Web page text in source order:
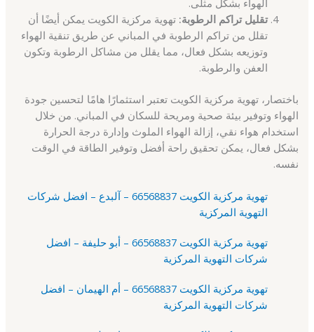
تقليل تراكم الرطوبة: تهوية مركزية الكويت يمكن أيضًا أن
تقلل من تراكم الرطوبة في المباني عن طريق تنقية الهواء
وتوزيعه بشكل فعال، مما يقلل من مشاكل الرطوبة وتكون
العفن والرطوبة.
باختصار، تهوية مركزية الكويت تعتبر استثمارًا هامًا لتحسين جودة
الهواء وتوفير بيئة صحية ومريحة للسكان في المباني. من خلال
استخدام هواء نقي، إزالة الهواء الملوث وإدارة درجة الحرارة
بشكل فعال، يمكن تحقيق راحة أفضل وتوفير الطاقة في الوقت
نفسه.
تهوية مركزية الكويت 66568837 – آلبدع – افضل شركات
التهوية المركزية
تهوية مركزية الكويت 66568837 – أبو حليفة – افضل
شركات التهوية المركزية
تهوية مركزية الكويت 66568837 – أم الهيمان – افضل
شركات التهوية المركزية